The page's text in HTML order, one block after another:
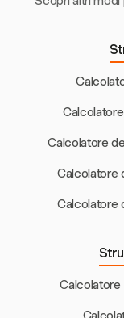
Calcolatore
Calcolatore
Calcolatore
Calcolatore